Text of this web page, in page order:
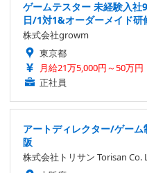
ゲームテスター 未経験入
日/1対1&オーダーメイド研
株式会社growm
東京都
月給21万5,000円～50万円
正社員
アートディレクター/ゲー
阪
株式会社トリサン Torisan Co.